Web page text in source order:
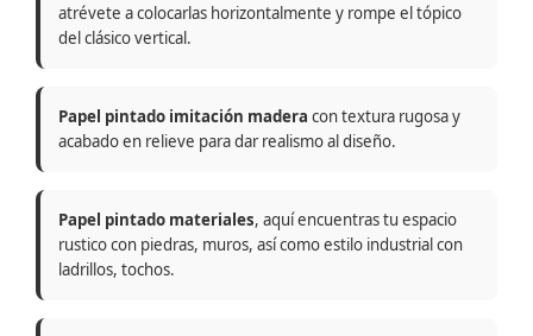
atrévete a colocarlas horizontalmente y rompe el tópico
del clásico vertical.
Papel pintado imitación madera con textura rugosa y
acabado en relieve para dar realismo al diseño.
Papel pintado materiales, aquí encuentras tu espacio
rustico con piedras, muros, así como estilo industrial con
ladrillos, tochos.